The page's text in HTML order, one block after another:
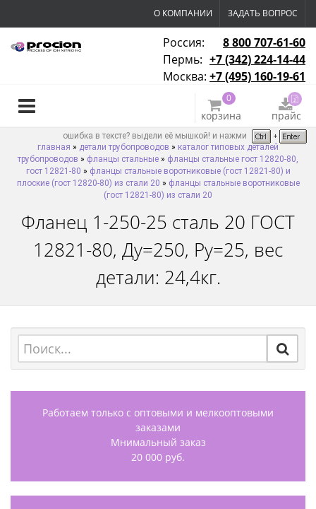
О КОМПАНИИ ЗАДАТЬ ВОПРОС
Россия:
8 800 707-61-60
Пермь: +7 (342) 224-14-44
Москва: +7 (495) 160-19-61
0
корзина прайс
ошибка в тексте? выдели её мышкой! и нажми
главная » детали трубопроводов » каталог типовых деталей
трубопроводов » фланцы стальные » фланцы стальные гост 12820-80,
гост 12821-80 » фланцы стальные воротниковые (гост 12821-80) и
плоские (гост 12820-80) из стали 20 » фланцы стальные воротниковые
(гост 12821-80) из стали 20
Фланец 1-250-25 сталь 20 ГОСТ
12821-80, Ду=250, Ру=25, вес
детали: 24,4кг.
Работаем только с оптовыми и мелкооптовыми
заказами
Мнимальный заказ
20 000 руб.